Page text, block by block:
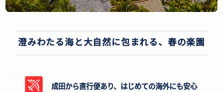
澄みわたる海と大自然に包まれる、春の楽園
成田から直行便あり、はじめての海外にも安心